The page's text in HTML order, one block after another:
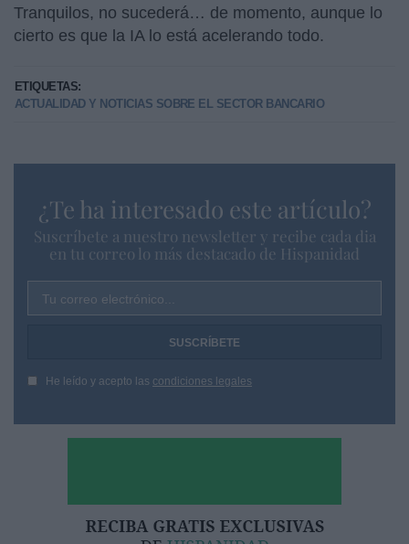
Tranquilos, no sucederá… de momento, aunque lo
cierto es que la IA lo está acelerando todo.
ETIQUETAS:
ACTUALIDAD Y NOTICIAS SOBRE EL SECTOR BANCARIO
¿Te ha interesado este artículo?
Suscríbete a nuestro newsletter y recibe cada dia
en tu correo lo más destacado de Hispanidad
Tu correo electrónico...
He leído y acepto las condiciones legales